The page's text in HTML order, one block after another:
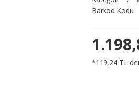
Barkod Kodu
*119,24 TL